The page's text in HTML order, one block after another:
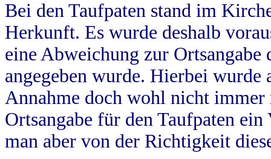
Bei den Taufpaten stand im
Herkunft. Es wurde deshalb
eine Abweichung zur
angegeben wurde. Hierbei wurde
Annahme doch wohl nicht
Ortsangabe für den Taufpaten
man aber von der Richtigkeit